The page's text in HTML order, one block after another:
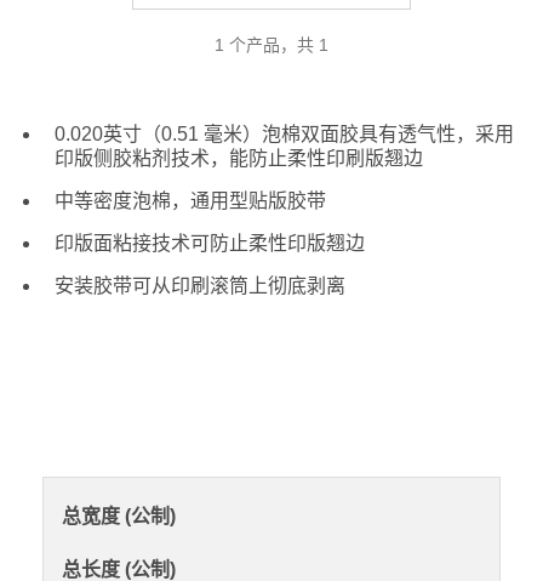
1 个产品，共 1
0.020英寸（0.51 毫米）泡棉双面胶具有透气性，采用
印版侧胶粘剂技术，能防止柔性印刷版翘边
中等密度泡棉，通用型贴版胶带
印版面粘接技术可防止柔性印版翘边
安装胶带可从印刷滚筒上彻底剥离
总宽度 (公制)
总长度 (公制)